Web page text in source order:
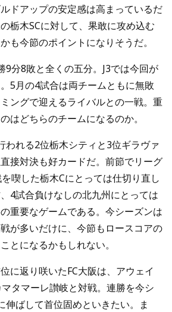
ドアップの安定感は高まっているだ
栃木SCに対して、果敢に攻め込む
も今節のポイントになりそうだ。
9分8敗と全くの五分。J3では今回が
5月の4試合は両チームともに無敗
ングで迎えるライバルとの一戦。重
はどちらのチームになるのか。
われる2位栃木シティと3位ギラヴァ
接対決も好カードだ。前節でリーグ
喫した栃木Cにとっては仕切り直し
4試合負けなしの北九州にとっては
重要なゲームである。今シーズンは
が多いだけに、今節もロースコアの
とになるかもしれない。
に返り咲いたFC大阪は、アウェイ
タマーレ讃岐と対戦。連勝を今シ
伸ばして首位固めといきたい。ま